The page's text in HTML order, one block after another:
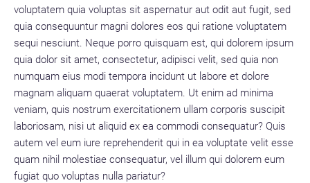
voluptatem quia voluptas sit aspernatur aut odit aut fugit, sed
quia consequuntur magni dolores eos qui ratione voluptatem
sequi nesciunt. Neque porro quisquam est, qui dolorem ipsum
quia dolor sit amet, consectetur, adipisci velit, sed quia non
numquam eius modi tempora incidunt ut labore et dolore
magnam aliquam quaerat voluptatem. Ut enim ad minima
veniam, quis nostrum exercitationem ullam corporis suscipit
laboriosam, nisi ut aliquid ex ea commodi consequatur? Quis
autem vel eum iure reprehenderit qui in ea voluptate velit esse
quam nihil molestiae consequatur, vel illum qui dolorem eum
fugiat quo voluptas nulla pariatur?